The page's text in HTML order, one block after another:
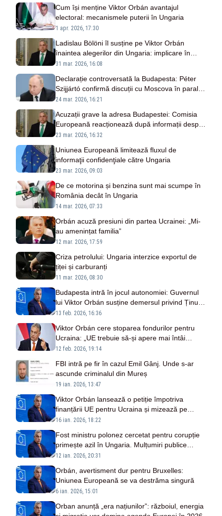
Cum își menține Viktor Orbán avantajul
electoral: mecanismele puterii în Ungaria
1 apr. 2026, 17:30
Ladislau Bölöni îl susține pe Viktor Orbán
înaintea alegerilor din Ungaria: implicare în
campania electorală
31 mar. 2026, 16:08
Declarație controversată la Budapesta: Péter
Szijjártó confirmă discuții cu Moscova în paralel
cu întâlnirile UE
24 mar. 2026, 16:21
Acuzații grave la adresa Budapestei: Comisia
Europeană reacționează după informații despre
scurgeri către Kremlin
23 mar. 2026, 16:32
Uniunea Europeană limitează fluxul de
informaţii confidenţiale către Ungaria
23 mar. 2026, 09:03
De ce motorina și benzina sunt mai scumpe în
România decât în Ungaria
14 mar. 2026, 07:33
Orbán acuză presiuni din partea Ucrainei: „Mi-
au amenințat familia”
12 mar. 2026, 17:59
Criza petrolului: Ungaria interzice exportul de
țiței și carburanți
11 mar. 2026, 08:30
Budapesta intră în jocul autonomiei: Guvernul
lui Viktor Orbán susține demersul privind Ținutul
Secuiesc în fața UE
13 feb. 2026, 16:36
Viktor Orbán cere stoparea fondurilor pentru
Ucraina: „UE trebuie să-și apere mai întâi
propria economie”
12 feb. 2026, 19:14
FBI intră pe fir în cazul Emil Gânj. Unde s-ar
ascunde criminalul din Mureș
19 ian. 2026, 13:47
Viktor Orbán lansează o petiție împotriva
finanțării UE pentru Ucraina și mizează pe
alegerile din aprilie
16 ian. 2026, 18:22
Fost ministru polonez cercetat pentru corupție
primește azil în Ungaria. Mulțumiri publice
pentru Viktor Orban
12 ian. 2026, 20:31
Orbán, avertisment dur pentru Bruxelles:
Uniunea Europeană se va destrăma singură
6 ian. 2026, 15:01
Orban anunță „era națiunilor”: războiul, energia